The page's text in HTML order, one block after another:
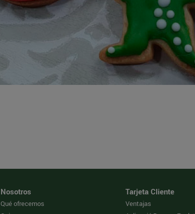
Nosotros
Qué ofrecemos
Tarjeta Cliente
Ventajas